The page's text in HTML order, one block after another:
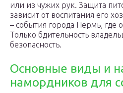
или из чужих рук. Защита
зависит от воспитания его
– события города Пермь, где
Только бдительность
безопасность.
Основные виды и
намордников для